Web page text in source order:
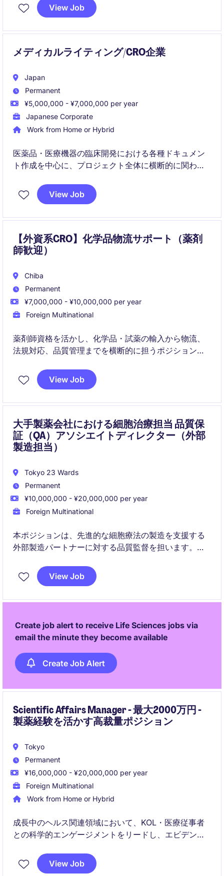
業界での重要な役割を担っていただきます。
View Job
メディカルライティング/CRO企業
Japan
Permanent
¥5,000,000 - ¥7,000,000 per year
Japanese Corporate
Work from Home or Hybrid
医薬品・医療機器の臨床開発における各種ドキュメン
ト作成を中心に、プロジェクト全体に横断的に関わる
経験に応じて、薬事対応や当局窓口などにも携わり、
View Job
【外資系CRO】化学品物流サポート（薬剤
師歓迎）
Chiba
Permanent
¥7,000,000 - ¥10,000,000 per year
Foreign Multinational
薬剤師資格を活かし、化学品・試薬の輸入から物流、
法規対応、品質管理までを横断的に担うポジションで
化をリードしていただきます。
View Job
大手製薬会社における細胞治療担当 品質保
証（QA）アソシエイトディレクター（外部
製造担当）
Tokyo 23 Wards
Permanent
¥10,000,000 - ¥20,000,000 per year
Foreign Multinational
本ポジションは、先進的な細胞療法の製造を支援する
外部製造パートナーに対する品質監督を担います。グ
の向上、商業化の成功を実現する上で重要な役割を果
たします。
View Job
Create job alert to receive Life Sciences jobs via
email the minute they become available
Create Job Alert
Scientific Affairs Manager - 最大2000万円 -
製薬経験を活かす高裁量ポジション
Tokyo
Permanent
¥16,000,000 - ¥20,000,000 per year
Foreign Multinational
Work from Home or Hybrid
成長中のヘルス関連領域において、KOL・医療従事者
との科学的エンゲージメントをリードし、エビデンス
ーバルをつなぐハブとして、進化するポートフォリオ
に関する価値を適切に伝え、市場認識の変革に貢献し
View Job